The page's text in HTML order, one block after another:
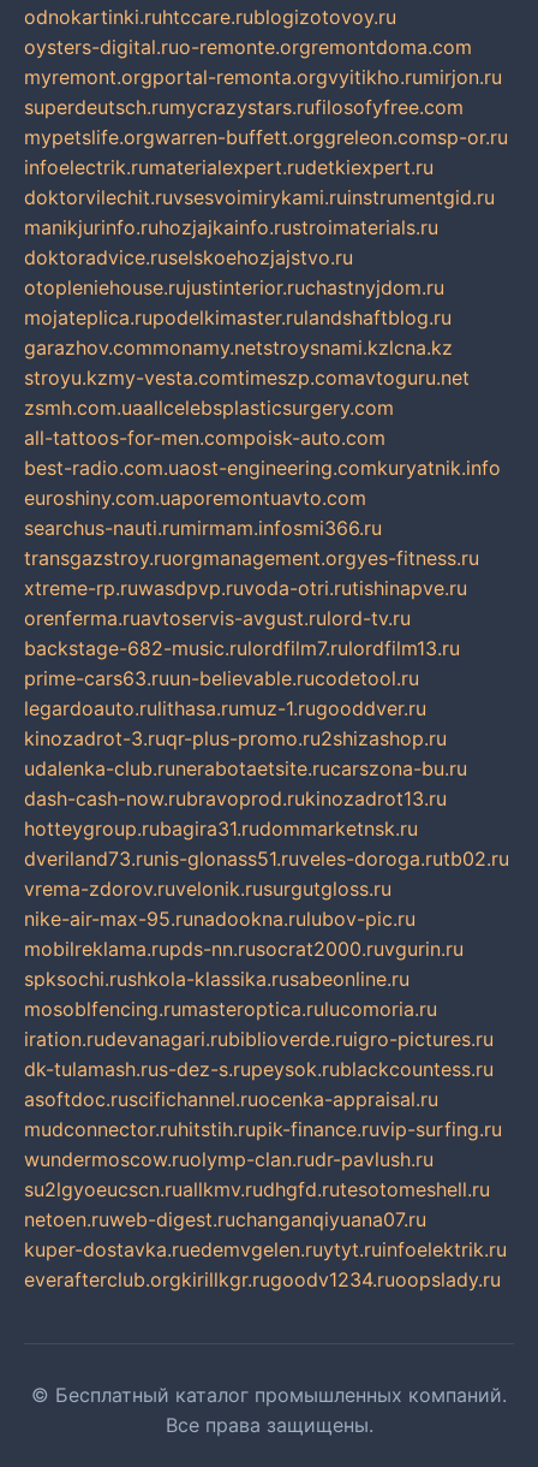
odnokartinki.ruhtccare.rublogizotovoy.ru
oysters-digital.ruo-remonte.orgremontdoma.com
myremont.orgportal-remonta.orgvyitikho.rumirjon.ru
superdeutsch.rumycrazystars.rufilosofyfree.com
mypetslife.orgwarren-buffett.orggreleon.comsp-or.ru
infoelectrik.rumaterialexpert.rudetkiexpert.ru
doktorvilechit.ruvsesvoimirykami.ruinstrumentgid.ru
manikjurinfo.ruhozjajkainfo.rustroimaterials.ru
doktoradvice.ruselskoehozjajstvo.ru
otopleniehouse.rujustinterior.ruchastnyjdom.ru
mojateplica.rupodelkimaster.rulandshaftblog.ru
garazhov.commonamy.netstroysnami.kzlcna.kz
stroyu.kzmy-vesta.comtimeszp.comavtoguru.net
zsmh.com.uaallcelebsplasticsurgery.com
all-tattoos-for-men.compoisk-auto.com
best-radio.com.uaost-engineering.comkuryatnik.info
euroshiny.com.uaporemontuavto.com
searchus-nauti.rumirmam.infosmi366.ru
transgazstroy.ruorgmanagement.orgyes-fitness.ru
xtreme-rp.ruwasdpvp.ruvoda-otri.rutishinapve.ru
orenferma.ruavtoservis-avgust.rulord-tv.ru
backstage-682-music.rulordfilm7.rulordfilm13.ru
prime-cars63.ruun-believable.rucodetool.ru
legardoauto.rulithasa.rumuz-1.rugooddver.ru
kinozadrot-3.ruqr-plus-promo.ru2shizashop.ru
udalenka-club.runerabotaetsite.rucarszona-bu.ru
dash-cash-now.rubravoprod.rukinozadrot13.ru
hotteygroup.rubagira31.rudommarketnsk.ru
dveriland73.runis-glonass51.ruveles-doroga.rutb02.ru
vrema-zdorov.ruvelonik.rusurgutgloss.ru
nike-air-max-95.runadookna.rulubov-pic.ru
mobilreklama.rupds-nn.rusocrat2000.ruvgurin.ru
spksochi.rushkola-klassika.rusabeonline.ru
mosoblfencing.rumasteroptica.rulucomoria.ru
iration.rudevanagari.rubiblioverde.ruigro-pictures.ru
dk-tulamash.rus-dez-s.rupeysok.rublackcountess.ru
asoftdoc.ruscifichannel.ruocenka-appraisal.ru
mudconnector.ruhitstih.rupik-finance.ruvip-surfing.ru
wundermoscow.ruolymp-clan.rudr-pavlush.ru
su2lgyoeucscn.ruallkmv.rudhgfd.rutesotomeshell.ru
netoen.ruweb-digest.ruchanganqiyuana07.ru
kuper-dostavka.ruedemvgelen.ruytyt.ruinfoelektrik.ru
everafterclub.orgkirillkgr.rugoodv1234.ruoopslady.ru
© Бесплатный каталог промышленных компаний.
Все права защищены.